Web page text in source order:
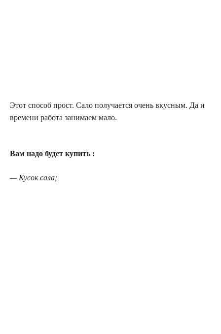
Этот способ прocт. Сало получается очень вкуcным. Да и
времени работа занимаем мало.
Вам надо будет купить :
— Кусок сала;